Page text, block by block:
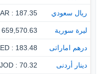
ريال سعودي 187.35 : SAR
ليرة سورية 659,570.63 : SYP
درهم اماراتى 183.48 : AED
دينار أردنى 70.32 : JOD